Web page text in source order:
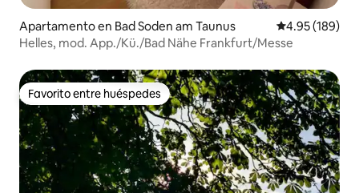
Apartamento en Bad Soden am Taunus Calificación
4.95 (189)
Helles, mod. App./Kü./Bad Nähe Frankfurt/Messe
Favorito entre huéspedes
Favorito entre huéspedes